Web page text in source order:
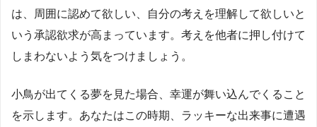
は、周囲に認めて欲しい、自分の考えを理解して欲しいと
いう承認欲求が高まっています。考えを他者に押し付けて
しまわないよう気をつけましょう。
小鳥が出てくる夢を見た場合、幸運が舞い込んでくること
を示します。あなたはこの時期、ラッキーな出来事に遭遇